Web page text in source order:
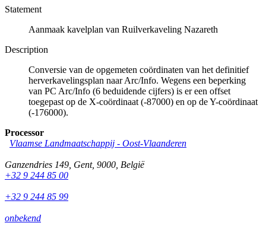
Statement
Aanmaak kavelplan van Ruilverkaveling Nazareth
Description
Conversie van de opgemeten coördinaten van het definitief
herverkavelingsplan naar Arc/Info. Wegens een beperking
van PC Arc/Info (6 beduidende cijfers) is er een offset
toegepast op de X-coördinaat (-87000) en op de Y-coördinaat
(-176000).
Processor
Vlaamse Landmaatschappij - Oost-Vlaanderen
Ganzendries 149 Gent, 9000 België
+32 9 244 85 00
+32 9 244 85 99
onbekend